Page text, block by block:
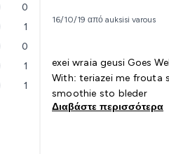
0
1
0
1
1
16/10/19 από auksisi varous
exei wraia geusi Goes Well
With: teriazei me frouta san
smoothie sto bleder
Διαβάστε περισσότερα